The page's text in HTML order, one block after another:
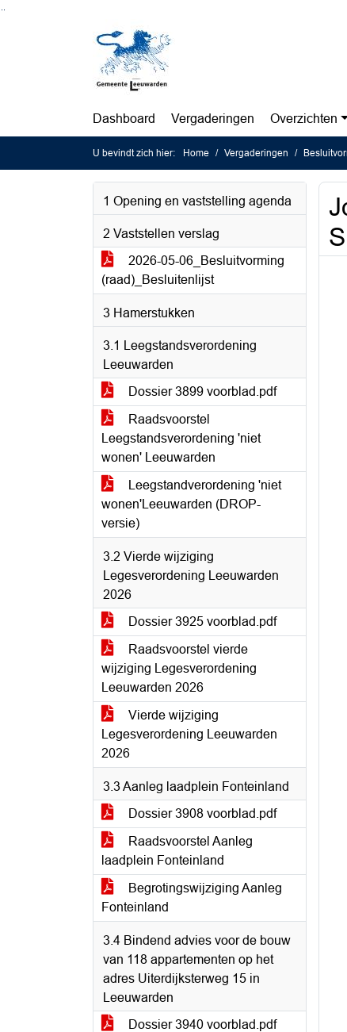
Dashboard Vergaderingen Overzichten
U bevindt zich hier: Home Vergaderingen
1 Opening en vaststelling agenda
2 Vaststellen verslag
2026-05-06_Besluitvorming
(raad)_Besluitenlijst
3 Hamerstukken
3.1 Leegstandsverordening
Leeuwarden
Dossier 3899 voorblad.pdf
Raadsvoorstel
Leegstandsverordening 'niet
wonen' Leeuwarden
Leegstandverordening 'niet
wonen'Leeuwarden (DROP-
versie)
3.2 Vierde wijziging
Legesverordening Leeuwarden
2026
Dossier 3925 voorblad.pdf
Raadsvoorstel vierde
wijziging Legesverordening
Leeuwarden 2026
Vierde wijziging
Legesverordening Leeuwarden
2026
3.3 Aanleg laadplein Fonteinland
Dossier 3908 voorblad.pdf
Raadsvoorstel Aanleg
laadplein Fonteinland
Begrotingswijziging Aanleg
Fonteinland
3.4 Bindend advies voor de bouw
van 118 appartementen op het
adres Uiterdijksterweg 15 in
Leeuwarden
Dossier 3940 voorblad.pdf